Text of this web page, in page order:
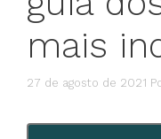
mais
27 de agosto de 2021